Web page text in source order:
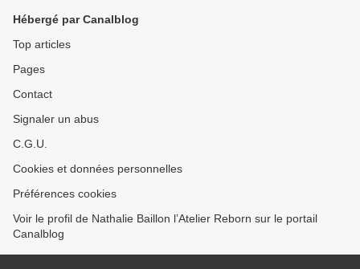
Hébergé par Canalblog
Top articles
Pages
Contact
Signaler un abus
C.G.U.
Cookies et données personnelles
Préférences cookies
Voir le profil de Nathalie Baillon l’Atelier Reborn sur le portail
Canalblog